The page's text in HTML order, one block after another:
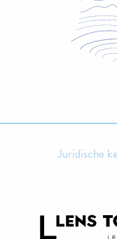
Juridische